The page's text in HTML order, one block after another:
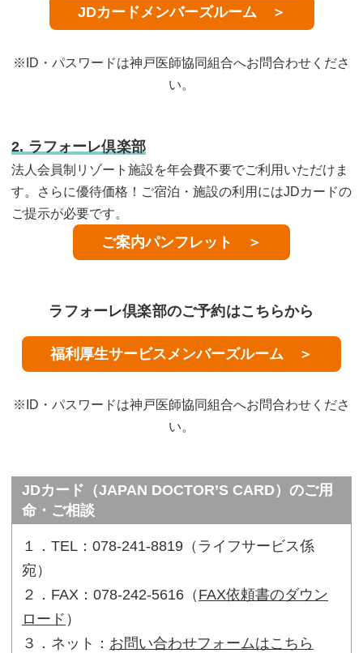
JDカードメンバーズルーム ＞
※ID・パスワードは神戸医師協同組合へお問合わせくださ
い。
2. ラフォーレ倶楽部
法人会員制リゾート施設を年会費不要でご利用いただけま
す。さらに優待価格！ご宿泊・施設の利用にはJDカードの
ご提示が必要です。
ご案内パンフレット ＞
ラフォーレ倶楽部のご予約はこちらから
福利厚生サービスメンバーズルーム ＞
※ID・パスワードは神戸医師協同組合へお問合わせくださ
い。
JDカード（JAPAN DOCTOR’S CARD）のご用
命・ご相談
１．TEL：078-241-8819（ライフサービス係
宛）
２．FAX：078-242-5616（ FAX依頼書のダウン
ロード ）
３．ネット： お問い合わせフォームはこちら